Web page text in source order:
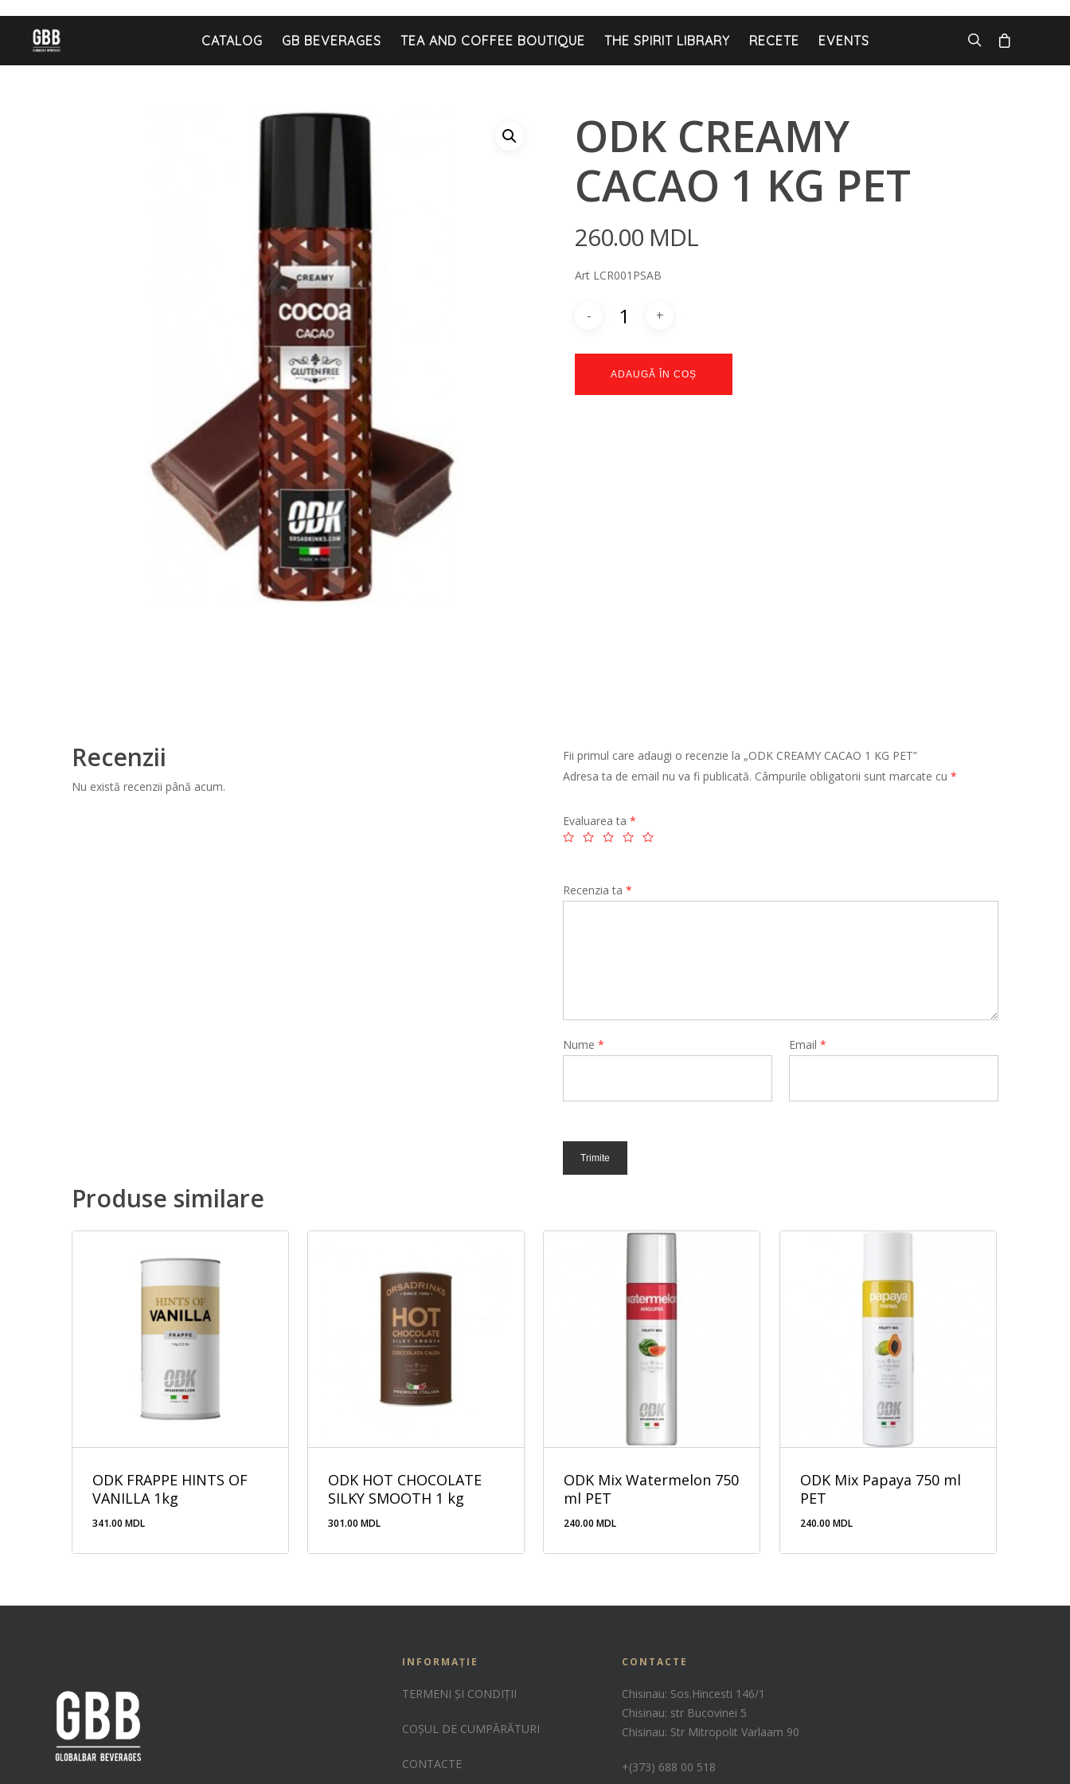
CATALOG GB BEVERAGES TEA AND COFFEE BOUTIQUE THE SPIRIT LIBRARY RECETE EVENTS
ODK CREAMY
CACAO 1 KG PET
260.00 MDL
Art LCR001PSAB
ADAUGĂ ÎN COȘ
Recenzii
Nu există recenzii până acum.
Fii primul care adaugi o recenzie la „ODK CREAMY CACAO 1 KG PET”
Adresa ta de email nu va fi publicată. Câmpurile obligatorii sunt marcate cu *
Evaluarea ta *
Recenzia ta *
Nume * Email*
Produse similare
ODK FRAPPE HINTS OF
VANILLA 1kg
341.00 MDL
ODK HOT CHOCOLATE
SILKY SMOOTH 1 kg
301.00MDL
ODK Mix Watermelon 750
ml PET
240.00MDL
ODK Mix Papaya 750 ml
PET
240.00 MDL
INFORMAȚIE
TERMENI ȘI CONDIȚII
COȘUL DE CUMPĂRĂTURI
CONTACTE
CONTACTE
Chisinau: Sos.Hincesti 146/1
Chisinau: str Bucovinei 5
Chisinau: Str Mitropolit Varlaam 90
+(373) 688 00 518